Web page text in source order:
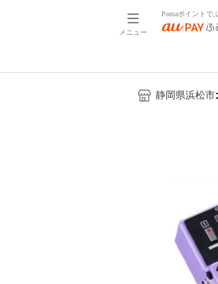
メニュー
Pontaポイントで
静岡県浜松市